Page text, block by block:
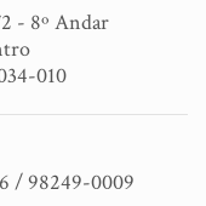
- 8º Andar
010
/ 98249-0009